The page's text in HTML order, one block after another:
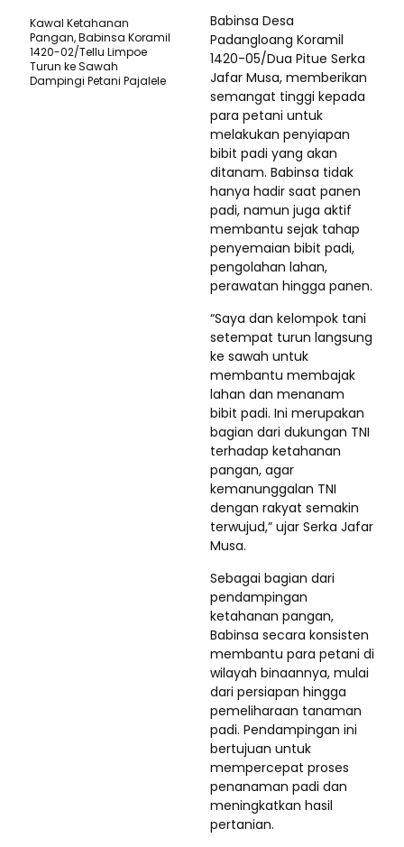
Babinsa Desa
Padangloang Koramil
1420-05/Dua Pitue Serka
Jafar Musa, memberikan
semangat tinggi kepada
para petani untuk
melakukan penyiapan
bibit padi yang akan
ditanam. Babinsa tidak
hanya hadir saat panen
padi, namun juga aktif
membantu sejak tahap
penyemaian bibit padi,
pengolahan lahan,
perawatan hingga panen.
“Saya dan kelompok tani
setempat turun langsung
ke sawah untuk
membantu membajak
lahan dan menanam
bibit padi. Ini merupakan
bagian dari dukungan TNI
terhadap ketahanan
pangan, agar
kemanunggalan TNI
dengan rakyat semakin
terwujud,” ujar Serka Jafar
Musa.
Sebagai bagian dari
pendampingan
ketahanan pangan,
Babinsa secara konsisten
membantu para petani di
wilayah binaannya, mulai
dari persiapan hingga
pemeliharaan tanaman
padi. Pendampingan ini
bertujuan untuk
mempercepat proses
penanaman padi dan
meningkatkan hasil
pertanian.
Kawal Ketahanan
Pangan, Babinsa Koramil
1420-02/Tellu Limpoe
Turun ke Sawah
Dampingi Petani Pajalele